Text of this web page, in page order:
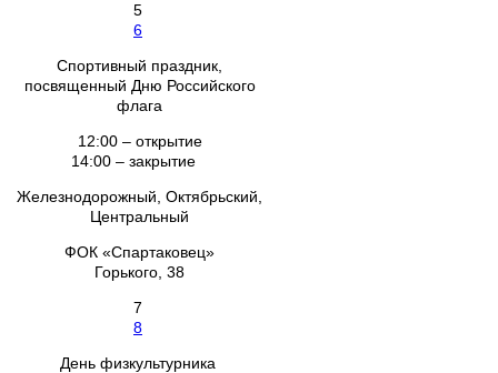
5
6
Спортивный праздник,
посвященный Дню Российского
флага
12:00 – открытие
14:00 – закрытие
Железнодорожный, Октябрьский,
Центральный
ФОК «Спартаковец»
Горького, 38
7
8
День физкультурника